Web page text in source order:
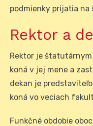
podmienky prijatia na
Rektor a
Rektor je
koná v jej mene a
dekan je
koná vo veciach
Funkčné obdobie